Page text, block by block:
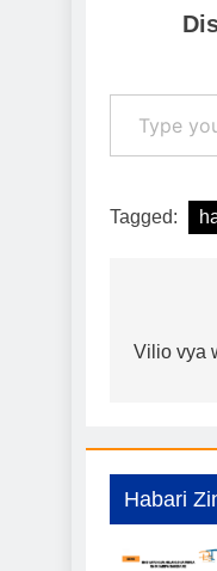
Type your email…
Tagged:
wa
Vilio vya
Habari